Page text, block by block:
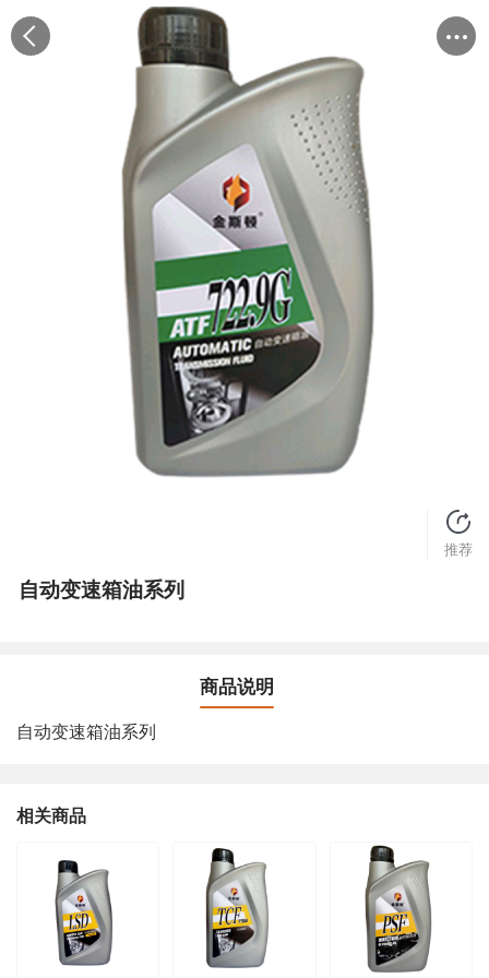
推荐
自动变速箱油系列
商品说明
自动变速箱油系列
相关商品